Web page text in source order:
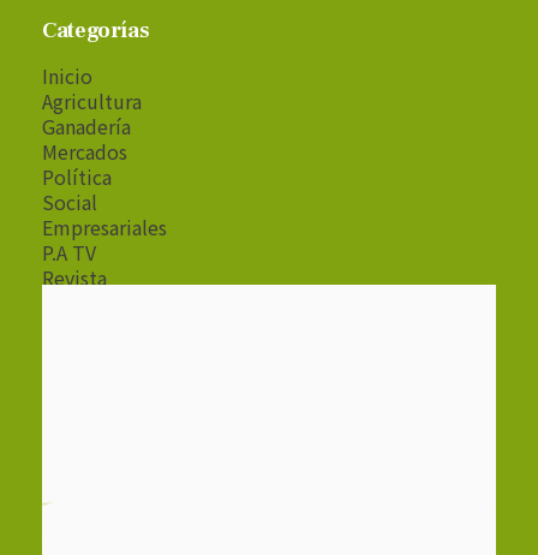
Categorías
Inicio
Agricultura
Ganadería
Mercados
Política
Social
Empresariales
P.A TV
Revista